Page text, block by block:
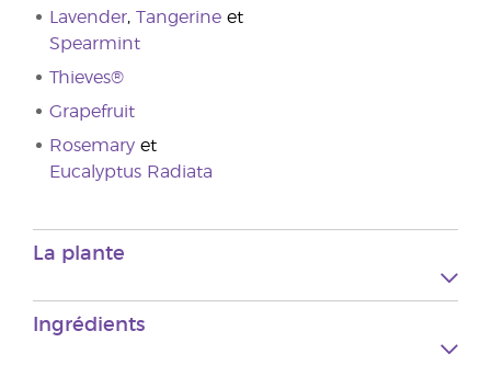
Lavender, Tangerine et
Spearmint
Thieves®
Grapefruit
Rosemary et
Eucalyptus Radiata
La plante
Ingrédients